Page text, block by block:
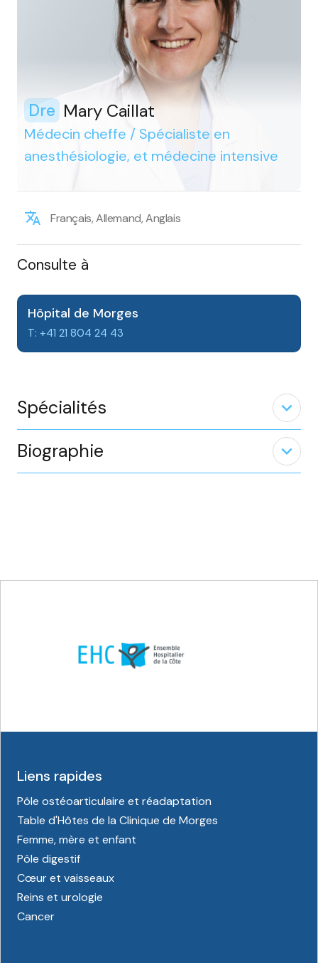
Dre Mary Caillat
Médecin cheffe / Spécialiste en
anesthésiologie, et médecine intensive
Français, Allemand, Anglais
Consulte à
Hôpital de Morges
T: +41 21 804 24 43
Spécialités expand_less
Biographie expand_less
Liens rapides
Pôle ostéoarticulaire et réadaptation
Table d'Hôtes de la Clinique de Morges
Femme, mère et enfant
Pôle digestif
Cœur et vaisseaux
Reins et urologie
Cancer